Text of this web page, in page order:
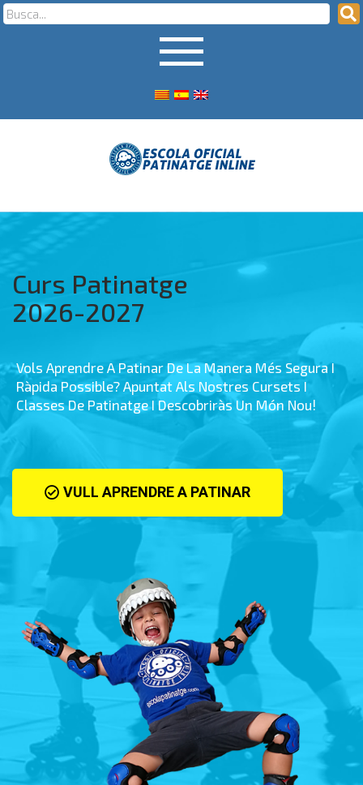
Curs Patinatge
2026-2027
Vols Aprendre A Patinar De La Manera Més Segura I
Ràpida Possible? Apuntat Als Nostres Cursets I
Classes De Patinatge I Descobriràs Un Món Nou!
VULL APRENDRE A PATINAR